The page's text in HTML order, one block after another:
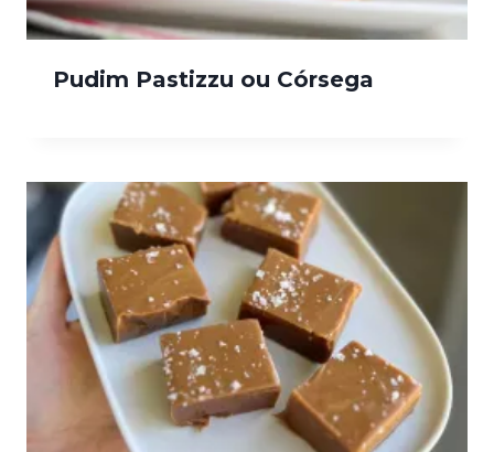
Pudim Pastizzu ou Córsega